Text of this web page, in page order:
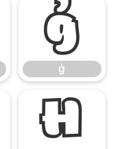
ģ
ģ
Ħ